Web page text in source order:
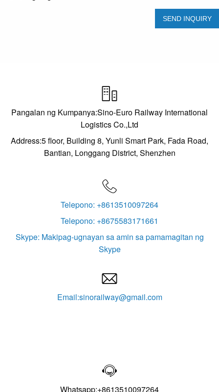

Pangalan ng Kumpanya:Sino-Euro Railway International
Logistics Co.,Ltd
Address:5 floor, Building 8, Yunli Smart Park, Fada Road,
Bantian, Longgang District, Shenzhen

Telepono: +8613510097264
Telepono: +8675583171661
Skype: Makipag-ugnayan sa amin sa pamamagitan ng
Skype

Email:sinorailway@gmail.com

Whatsapp:+8613510097264